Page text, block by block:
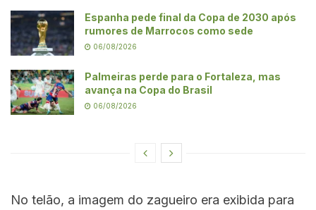
Espanha pede final da Copa de 2030 após
rumores de Marrocos como sede
06/08/2026
Palmeiras perde para o Fortaleza, mas
avança na Copa do Brasil
06/08/2026
No telão, a imagem do zagueiro era exibida para